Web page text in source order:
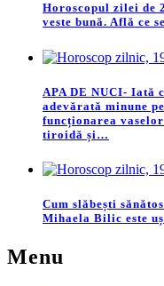
Horoscopul zilei de
veste bună. Află ce
APA DE NUCI- Iată
adevărată minune
funcționarea vaselor
tiroidă și…
Cum slăbești
Mihaela Bilic este
Menu